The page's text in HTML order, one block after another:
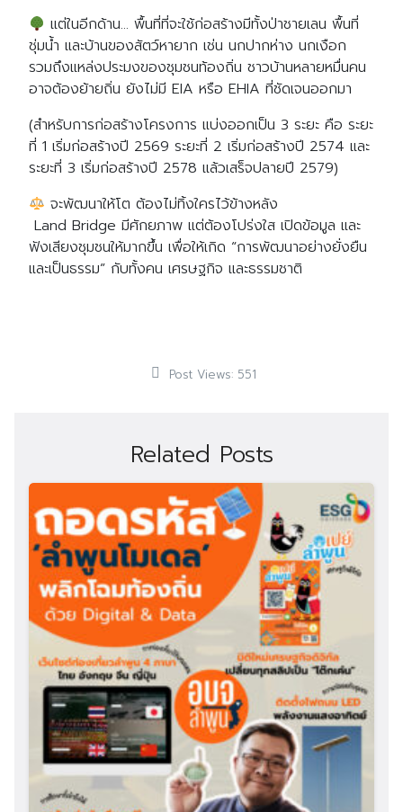
แต่ในอีกด้าน… พื้นที่ที่จะใช้ก่อสร้างมีทั้งป่าชายเลน พื้นที่
ชุ่มน้ำ และบ้านของสัตว์หายาก เช่น นกปากห่าง นกเงือก
รวมถึงแหล่งประมงของชุมชนท้องถิ่น ชาวบ้านหลายหมื่นคน
อาจต้องย้ายถิ่น ยังไม่มี EIA หรือ EHIA ที่ชัดเจนออกมา
(สำหรับการก่อสร้างโครงการ แบ่งออกเป็น 3 ระยะ คือ ระยะ
ที่ 1 เริ่มก่อสร้างปี 2569 ระยะที่ 2 เริ่มก่อสร้างปี 2574 และ
ระยะที่ 3 เริ่มก่อสร้างปี 2578 แล้วเสร็จปลายปี 2579)
จะพัฒนาให้โต ต้องไม่ทิ้งใครไว้ข้างหลัง
Land Bridge มีศักยภาพ แต่ต้องโปร่งใส เปิดข้อมูล และ
ฟังเสียงชุมชนให้มากขึ้น เพื่อให้เกิด “การพัฒนาอย่างยั่งยืน
และเป็นธรรม” กับทั้งคน เศรษฐกิจ และธรรมชาติ
Post Views: 551
Related Posts